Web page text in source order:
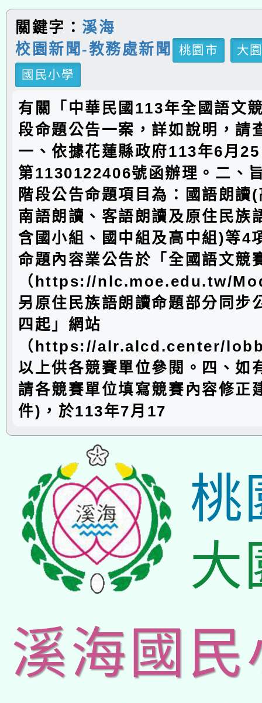
關鍵字： 溪海
校園新聞-教務處新聞
桃園市
大
國民小學
有關「中華民國113年全國語文
段命題公告一案，詳如說明，請
一、依據花蓮縣政府113年6月
第1130122406號函辦理。二、
階段公告命題項目為：國語朗讀
南語朗讀、客語朗讀及原住民族
含國小組、國中組及高中組)等4
命題內容業公告於「全國語文競
（https://nlc.moe.edu.tw/
另原住民族語朗讀命題部分同步
四起」網站
（https://alr.alcd.center/
以上供各競賽單位參閱。四、如
請各競賽單位填寫競賽內容修正
件)，於113年7月17
桃
大
溪海國民